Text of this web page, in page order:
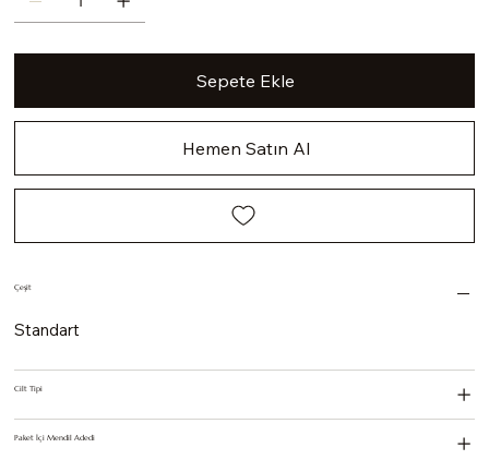
Sepete Ekle
Hemen Satın Al
Çeşit
Standart
Cilt Tipi
Paket İçi Mendil Adedi